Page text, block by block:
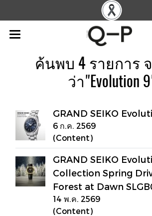
ค้นพบ 4 รายการ
ว่า"Evolution
GRAND SEIKO
6 ก.ค. 2569
(Content)
GRAND SEIKO
Collection Spring
Forest at Dawn
14 พ.ค. 2569
(Content)